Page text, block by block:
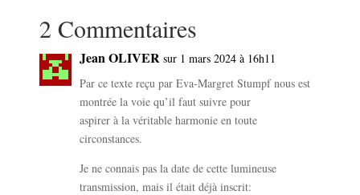
2 Commentaires
Jean OLIVER sur 1 mars 2024 à 16h11
Par ce texte reçu par Eva-Margret Stumpf nous est
montrée la voie qu’il faut suivre pour
aspirer à la véritable harmonie en toute
circonstances.
Je ne connais pas la date de cette lumineuse
transmission, mais il était déjà inscrit: